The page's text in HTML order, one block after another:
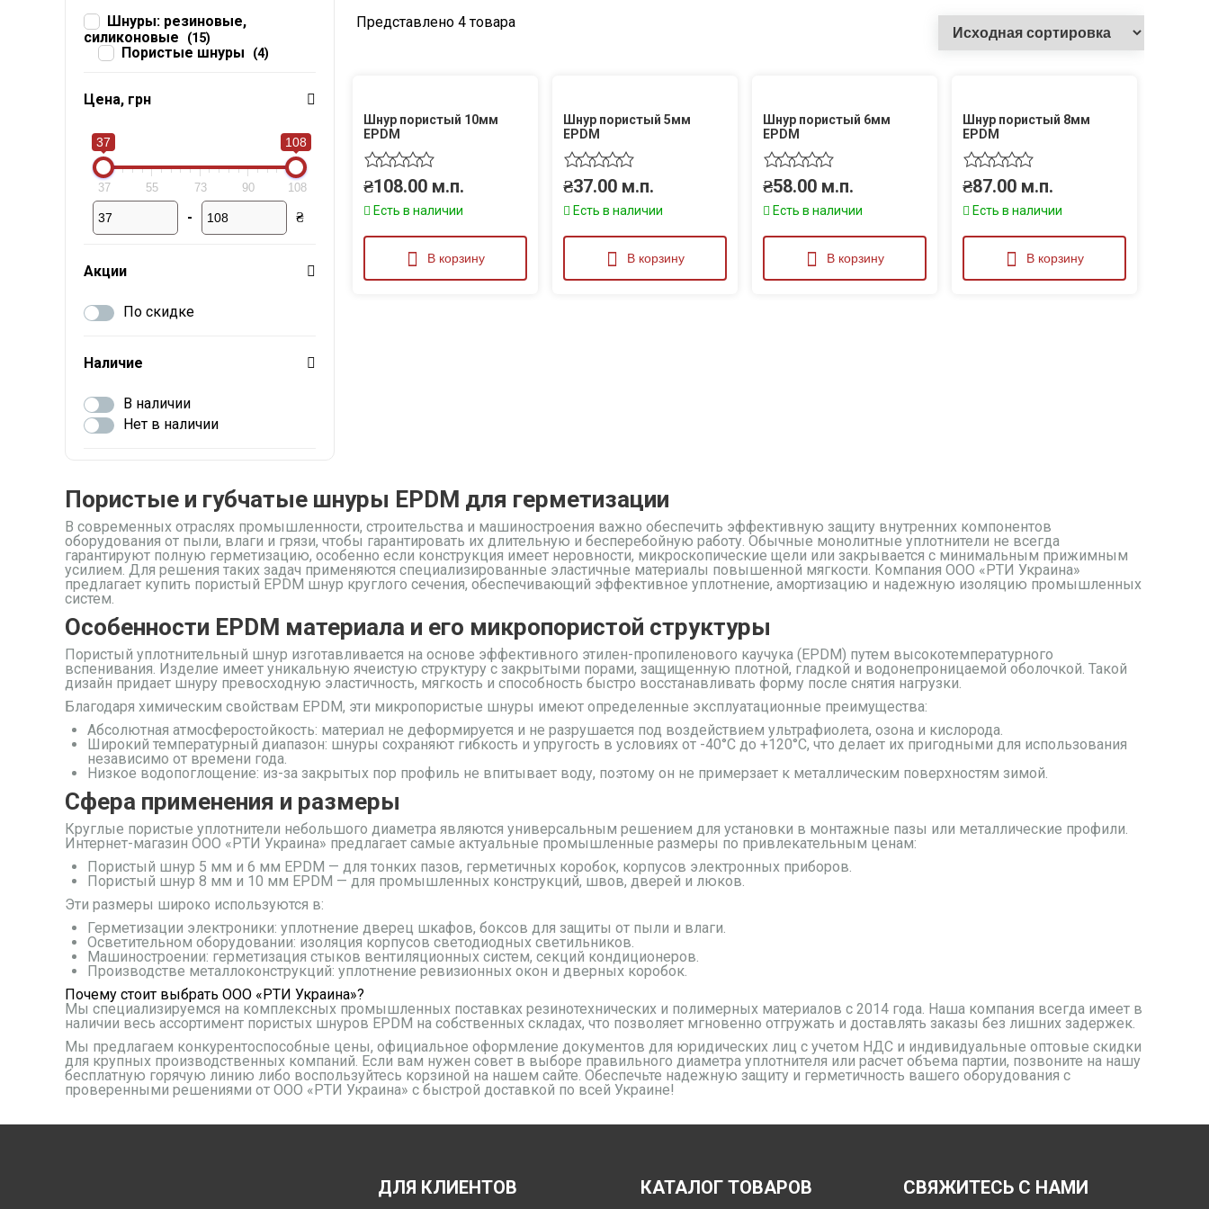
Набивки сальниковые
Композитные материалы Resimac
Парафиновая эмульсия
⇣ Показать все категории ⇣
Шнуры: резиновые,
силиконовые
(15)
Пористые шнуры (4)
Цена, грн
37 108
37 55 73 90 108
Мин. цена
- Макс. цена ₴
Акции
По скидке
Наличие
В наличии
Нет в наличии
Представлено 4 товара
Шнур пористый 10мм
EPDM
₴108.00 м.п.
Есть в наличии
В корзину
Шнур пористый 5мм
EPDM
₴37.00 м.п.
Есть в наличии
В корзину
Шнур пористый 6мм
EPDM
₴58.00 м.п.
Есть в наличии
В корзину
Шнур пористый 8мм
EPDM
₴87.00 м.п.
Есть в наличии
В корзину
Пористые и губчатые шнуры EPDM для герметизации
В современных отраслях промышленности, строительства и машиностроения важно обеспечить эффективную защиту внутренних компонентов
оборудования от пыли, влаги и грязи, чтобы гарантировать их длительную и бесперебойную работу. Обычные монолитные уплотнители не всегда
гарантируют полную герметизацию, особенно если конструкция имеет неровности, микроскопические щели или закрывается с минимальным прижимным
усилием. Для решения таких задач применяются специализированные эластичные материалы повышенной мягкости. Компания ООО «РТИ Украина»
предлагает купить пористый EPDM шнур круглого сечения, обеспечивающий эффективное уплотнение, амортизацию и надежную изоляцию промышленных
систем.
Особенности EPDM материала и его микропористой структуры
Пористый уплотнительный шнур изготавливается на основе эффективного этилен-пропиленового каучука (EPDM) путем высокотемпературного
вспенивания. Изделие имеет уникальную ячеистую структуру с закрытыми порами, защищенную плотной, гладкой и водонепроницаемой оболочкой. Такой
дизайн придает шнуру превосходную эластичность, мягкость и способность быстро восстанавливать форму после снятия нагрузки.
Благодаря химическим свойствам EPDM, эти микропористые шнуры имеют определенные эксплуатационные преимущества:
Абсолютная атмосферостойкость: материал не деформируется и не разрушается под воздействием ультрафиолета, озона и кислорода.
Широкий температурный диапазон: шнуры сохраняют гибкость и упругость в условиях от -40°C до +120°C, что делает их пригодными для использования
независимо от времени года.
Низкое водопоглощение: из-за закрытых пор профиль не впитывает воду, поэтому он не примерзает к металлическим поверхностям зимой.
Сфера применения и размеры
Круглые пористые уплотнители небольшого диаметра являются универсальным решением для установки в монтажные пазы или металлические профили.
Интернет-магазин ООО «РТИ Украина» предлагает самые актуальные промышленные размеры по привлекательным ценам:
Пористый шнур 5 мм и 6 мм EPDM — для тонких пазов, герметичных коробок, корпусов электронных приборов.
Пористый шнур 8 мм и 10 мм EPDM — для промышленных конструкций, швов, дверей и люков.
Эти размеры широко используются в:
Герметизации электроники: уплотнение дверец шкафов, боксов для защиты от пыли и влаги.
Осветительном оборудовании: изоляция корпусов светодиодных светильников.
Машиностроении: герметизация стыков вентиляционных систем, секций кондиционеров.
Производстве металлоконструкций: уплотнение ревизионных окон и дверных коробок.
Почему стоит выбрать ООО «РТИ Украина»?
Мы специализируемся на комплексных промышленных поставках резинотехнических и полимерных материалов с 2014 года. Наша компания всегда имеет в
наличии весь ассортимент пористых шнуров EPDM на собственных складах, что позволяет мгновенно отгружать и доставлять заказы без лишних задержек.
Мы предлагаем конкурентоспособные цены, официальное оформление документов для юридических лиц с учетом НДС и индивидуальные оптовые скидки
для крупных производственных компаний. Если вам нужен совет в выборе правильного диаметра уплотнителя или расчет объема партии, позвоните на нашу
бесплатную горячую линию либо воспользуйтесь корзиной на нашем сайте. Обеспечьте надежную защиту и герметичность вашего оборудования с
проверенными решениями от ООО «РТИ Украина» с быстрой доставкой по всей Украине!
ДЛЯ КЛИЕНТОВ КАТАЛОГ ТОВАРОВ СВЯЖИТЕСЬ С НАМИ